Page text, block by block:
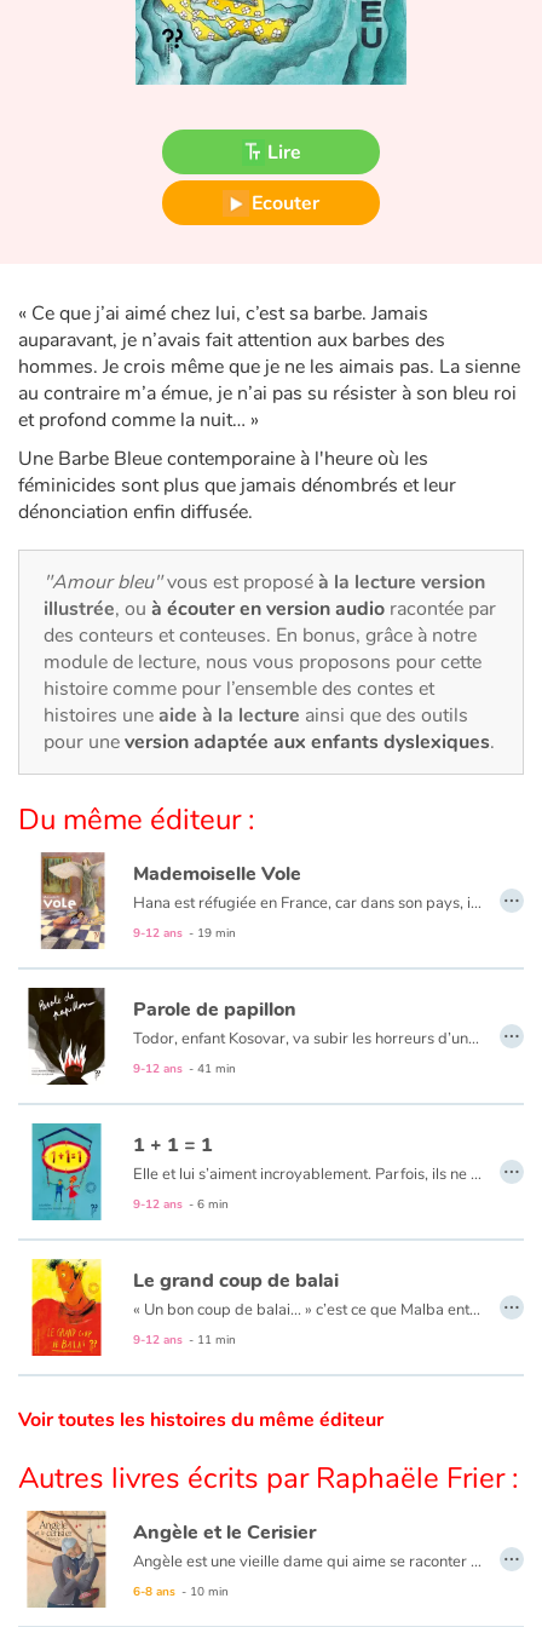
Fable, mythe, littérature et poésie
Princesses et princes, rois, reines et dragons
Ogres, monstres et sorcières
Héroïnes et héros
Les animaux
Voyage, épopée, enquête, aventure
Autour du monde
Apprentissage
Art, espace, activité
Documentaires
En famille
Quotidien et loisirs
Amour et amitié
Sujets de société
Émotions et sentiments
Formats et illustrations
Catalogue anglais
Contraste +
Aide
Famille
Écoles
Médiathèques
Vidéos & Tutoriaux
Lire
Ecouter
« Ce que j’ai aimé chez lui, c’est sa barbe. Jamais
auparavant, je n’avais fait attention aux barbes des
hommes. Je crois même que je ne les aimais pas. La sienne
au contraire m’a émue, je n’ai pas su résister à son bleu roi
et profond comme la nuit… »
Une Barbe Bleue contemporaine à l'heure où les
féminicides sont plus que jamais dénombrés et leur
dénonciation enfin diffusée.
"Amour bleu"vous est proposéà la lecture version
illustrée, ou à écouter en version audio racontée par
des conteurs et conteuses. En bonus, grâce à notre
module de lecture, nous vous proposons pour cette
histoire comme pour l’ensemble des contes et
histoires uneaide à la lecture ainsi que des outils
pour uneversion adaptée aux enfants dyslexiques.
Du même éditeur :
Mademoiselle Vole
Hana est réfugiée en France, car dans son pays, il y a la guerre. La nuit, elle dort, avec sa maman, dans un musée, tout près de « Mademoiselle Vole ». Mais ça, il ne faut pas le dire, c'est un secret. Jusqu'au jour où...
9-12 ans - 19 min
…
Parole de papillon
Todor, enfant Kosovar, va subir les horreurs d’une guerre dont il ne comprend pas les raisons. Sa famille décimée, il s’enfuit vers Mitrovica, à la recherche de son grand frère Milan. Au cours de ce périple, il vivra la richesse de rencontres mais aussi la difficile réalité des camps de réfugiés. Cependant, l’enfant cultivera toujours l’espoir et la volonté de retrouver son pays et ses racines. Comme le papillon blanc, Todor prendra-t-il son envol ?
9-12 ans - 41 min
…
1 + 1 = 1
Elle et lui s’aiment incroyablement. Parfois, ils ne se comprennent pas. Et pourtant…
9-12 ans - 6 min
…
Le grand coup de balai
« Un bon coup de balai... » c’est ce que Malba entendait de la part des passants qui passaient devant lui d’un air méprisant. Jusqu’à ce qu’il tombe sur un vrai balai qui allait l’aider à tracer son chemin...
9-12 ans - 11 min
…
Voir toutes les histoires du même éditeur
Autres livres écrits par Raphaële Frier :
Angèle et le Cerisier
Angèle est une vieille dame qui aime se raconter des histoires. Des histoires pour elle toute seule.
6-8 ans - 10 min
…